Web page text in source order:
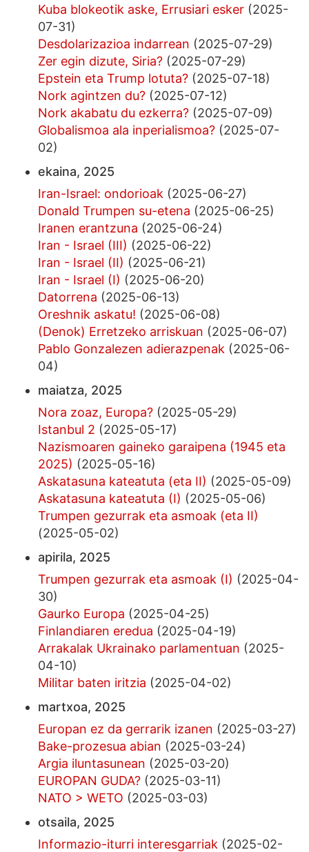
Kuba blokeotik aske, Errusiari esker (2025-
07-31)
Desdolarizazioa indarrean (2025-07-29)
Zer egin dizute, Siria? (2025-07-29)
Epstein eta Trump lotuta? (2025-07-18)
Nork agintzen du? (2025-07-12)
Nork akabatu du ezkerra? (2025-07-09)
Globalismoa ala inperialismoa? (2025-07-
02)
ekaina, 2025
Iran-Israel: ondorioak (2025-06-27)
Donald Trumpen su-etena (2025-06-25)
Iranen erantzuna (2025-06-24)
Iran - Israel (III) (2025-06-22)
Iran - Israel (II) (2025-06-21)
Iran - Israel (I) (2025-06-20)
Datorrena (2025-06-13)
Oreshnik askatu! (2025-06-08)
(Denok) Erretzeko arriskuan (2025-06-07)
Pablo Gonzalezen adierazpenak (2025-06-
04)
maiatza, 2025
Nora zoaz, Europa? (2025-05-29)
Istanbul 2 (2025-05-17)
Nazismoaren gaineko garaipena (1945 eta
2025) (2025-05-16)
Askatasuna kateatuta (eta II) (2025-05-09)
Askatasuna kateatuta (I) (2025-05-06)
Trumpen gezurrak eta asmoak (eta II)
(2025-05-02)
apirila, 2025
Trumpen gezurrak eta asmoak (I) (2025-04-
30)
Gaurko Europa (2025-04-25)
Finlandiaren eredua (2025-04-19)
Arrakalak Ukrainako parlamentuan (2025-
04-10)
Militar baten iritzia (2025-04-02)
martxoa, 2025
Europan ez da gerrarik izanen (2025-03-27)
Bake-prozesua abian (2025-03-24)
Argia iluntasunean (2025-03-20)
EUROPAN GUDA? (2025-03-11)
NATO > WETO (2025-03-03)
otsaila, 2025
Informazio-iturri interesgarriak (2025-02-